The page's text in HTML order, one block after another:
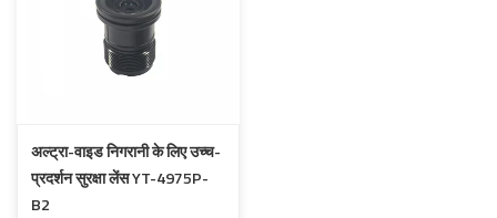
अल्ट्रा-वाइड निगरानी के लिए उच्च-
प्रदर्शन सुरक्षा लेंस YT-4975P-
B2